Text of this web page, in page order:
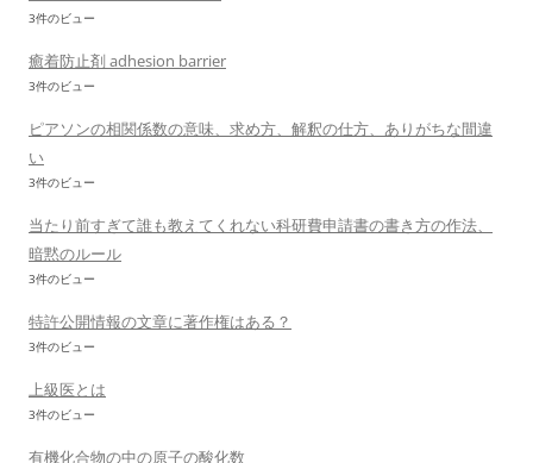
3件のビュー
癒着防止剤 adhesion barrier
3件のビュー
ピアソンの相関係数の意味、求め方、解釈の仕方、ありがちな間違
い
3件のビュー
当たり前すぎて誰も教えてくれない科研費申請書の書き方の作法、
暗黙のルール
3件のビュー
特許公開情報の文章に著作権はある？
3件のビュー
上級医とは
3件のビュー
有機化合物の中の原子の酸化数